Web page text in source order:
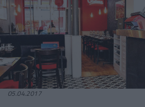
05.04.2017